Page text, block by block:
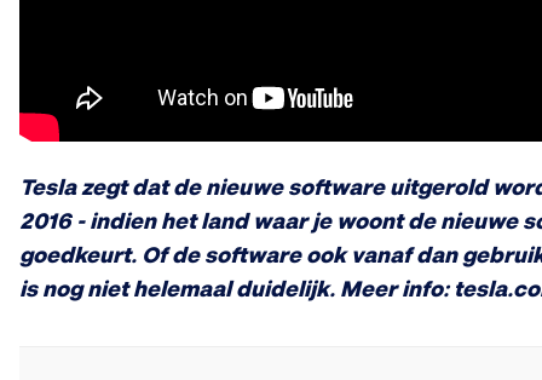
Tesla zegt dat de nieuwe software uitgerold
2016 - indien het land waar je woont de nieuwe
goedkeurt. Of de software ook vanaf dan
is nog niet helemaal duidelijk. Meer info: